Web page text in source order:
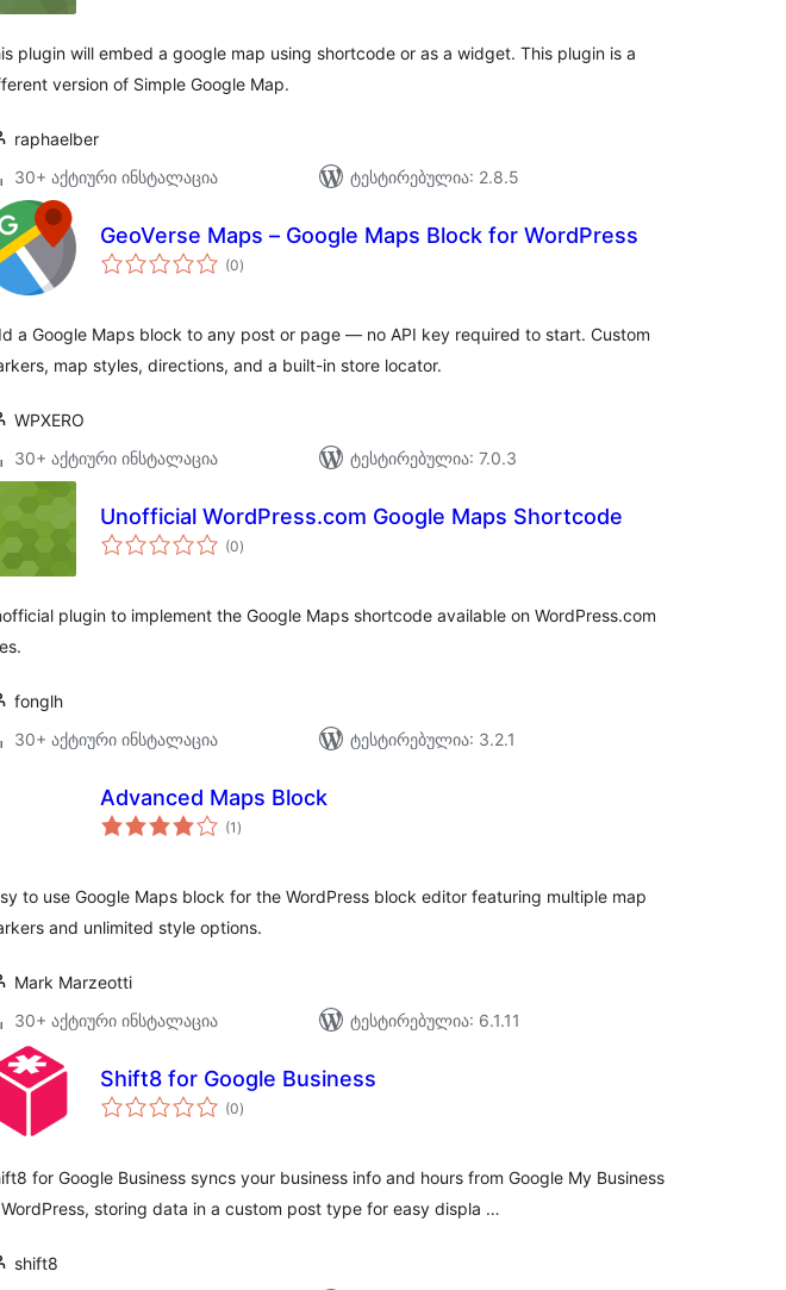
plugin will embed a google map using shortcode or as a widget. This plugin is a
version of Simple Google Map.
raphaelber
30+ აქტიური ინსტალაცია
ტესტირებულია: 2.8.5
GeoVerse Maps – Google Maps Block for WordPress
(0საერთო
რეიტინგი
)
a Google Maps block to any post or page — no API key required to start. Custom
map styles, directions, and a built-in store locator.
WPXERO
30+ აქტიური ინსტალაცია
ტესტირებულია: 7.0.3
Unofficial WordPress.com Google Maps Shortcode
(0საერთო
რეიტინგი
)
plugin to implement the Google Maps shortcode available on WordPress.com
fonglh
30+ აქტიური ინსტალაცია
ტესტირებულია: 3.2.1
Advanced Maps Block
(1 საერთო
რეიტინგი
)
to use Google Maps block for the WordPress block editor featuring multiple map
and unlimited style options.
Mark Marzeotti
30+ აქტიური ინსტალაცია
ტესტირებულია: 6.1.11
Shift8 for Google Business
(0საერთო
რეიტინგი
)
for Google Business syncs your business info and hours from Google My Business
storing data in a custom post type for easy displa …
shift8